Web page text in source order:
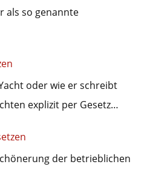
als so genannte
oder wie er schreibt
explizit per Gesetz…
der betrieblichen